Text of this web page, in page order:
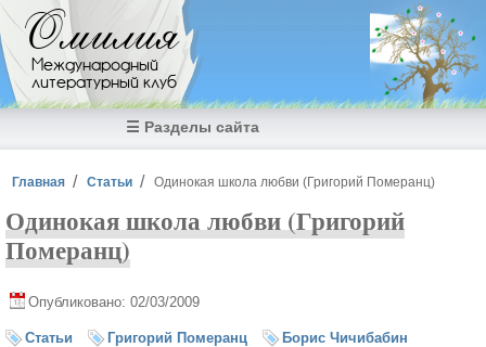
Перейти к основному содержанию
Омилия
Международный
литературный клуб
☰ Разделы сайта
Вы здесь
Главная Статьи Одинокая школа любви (Григорий Померанц)
Одинокая школа любви (Григорий
Померанц)
Опубликовано: 02/03/2009
Статьи Григорий Померанц Борис Чичибабин